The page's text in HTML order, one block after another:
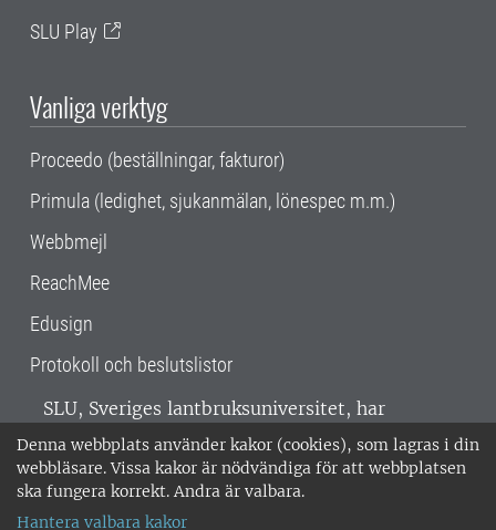
Denna webbplats använder kakor (cookies), som lagras i din
webbläsare. Vissa kakor är nödvändiga för att webbplatsen
ska fungera korrekt. Andra är valbara.
Hantera valbara kakor
SLU Play
Vanliga verktyg
Proceedo (beställningar, fakturor)
Primula (ledighet, sjukanmälan, lönespec m.m.)
Webbmejl
ReachMee
Edusign
Protokoll och beslutslistor
SLU, Sveriges lantbruksuniversitet, har
verksamhet över hela Sverige. Huvudorter är
Alnarp, Uppsala och Umeå.SLU är
miljöcertifierat enligt ISO 14001. •
018-67 10 00 • Org nr: 202100-2817 •